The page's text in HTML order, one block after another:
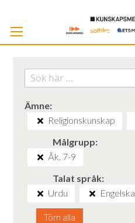
Ämne
Religionskunskap
Målgrupp
Åk. 7-9
Talat språk
Urdu
Engelska
Töm alla